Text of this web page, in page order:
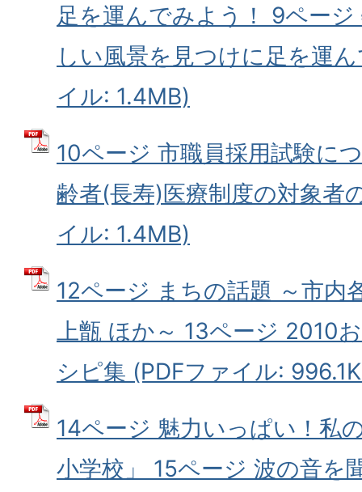
足を運んでみよう！ 9ペー
しい風景を見つけに足を運
イル: 1.4MB)
10ページ 市職員採用試験に
齢者(長寿)医療制度の対象者
イル: 1.4MB)
12ページ まちの話題 ～市内
上甑 ほか～ 13ページ 2010
シピ集 (PDFファイル:
14ページ 魅力いっぱい！私
小学校」 15ページ 波の音を